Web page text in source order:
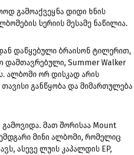
გამოაქვეყნა დიდი ხნის
სერიის მესამე ნაწილია.
დაწყებული ბრაისონ ტილერით,
დამთავრებული, Summer Walker
ალბომი ორ დისკად არის
განწყობა და მიმართულება
მათ შორისაა Mount
მინი ალბომი, რომელიც
ასევე ლუის კაპალდის EP,